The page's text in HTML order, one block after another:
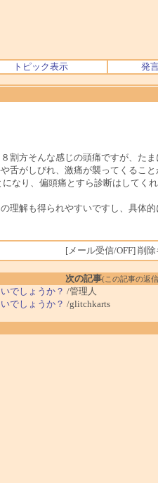
トピック表示 発
方そんな感じの頭痛ですが、た
がしびれ、激痛が襲ってくること
なり、偏頭痛とすら診断はしてく
解も得られやすいですし、具体
[メール受信/OFF] 削除
次の記事(この記事の返
でしょうか？ /管理人
でしょうか？ /glitchkarts